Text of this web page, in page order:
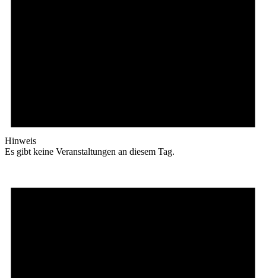
Hinweis
Es gibt keine Veranstaltungen an diesem Tag.